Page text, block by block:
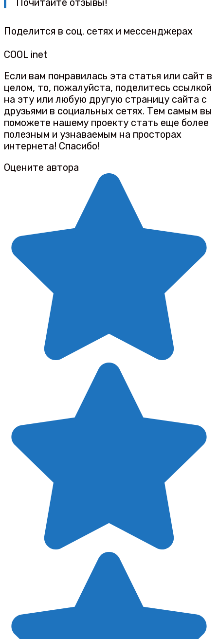
Почитайте отзывы!
Поделится в соц. сетях и мессенджерах
COOL inet
Если вам понравилась эта статья или сайт в
целом, то, пожалуйста, поделитесь ссылкой
на эту или любую другую страницу сайта с
друзьями в социальных сетях. Тем самым вы
поможете нашему проекту стать еще более
полезным и узнаваемым на просторах
интернета! Спасибо!
Оцените автора